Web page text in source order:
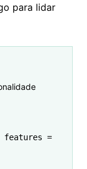
para lidar
features =